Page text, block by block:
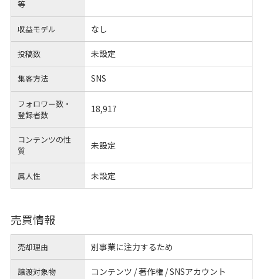
等
収益モデル なし
投稿数 未設定
集客方法 SNS
フォロワー数・
登録者数
18,917
コンテンツの性
質
未設定
属人性 未設定
売買情報
売却理由 別事業に注力するため
譲渡対象物 コンテンツ / 著作権 / SNSアカウント